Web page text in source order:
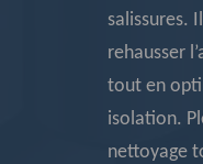
salissures.
rehausser
tout en
isolation.
nettoyage